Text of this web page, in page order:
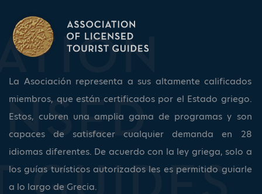
La Asociación representa a sus altamente calificados
miembros, que están certificados por el Estado griego.
Estos, cubren una amplia gama de programas y son
capaces de satisfacer cualquier demanda en 28
idiomas diferentes. De acuerdo con la ley griega, solo a
los guías turísticos autorizados les es permitido guiarle
a lo largo de Grecia.